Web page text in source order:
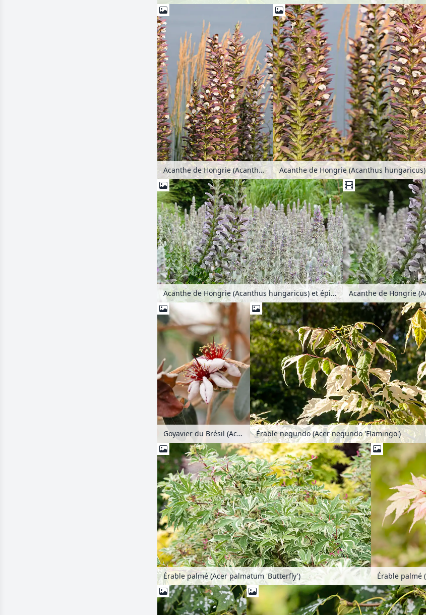
Acanthe de Hongrie (Acanthus hungaricus) Acanthe de Hongrie (Acanthus hungaricus)
Acanthe de Hongrie (Acanthus hungaricus) et épiaire de Byzance (Stachys byzantina)
Goyavier du Brésil (Acca sellowiana 'Mammoth') Érable negundo (Acer negundo 'Flamingo')
Érable palmé (Acer palmatum 'Butterfly')